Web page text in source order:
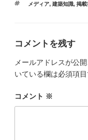
ゴ
タ
メディア, 建築知識, 掲載
コメントを残す
メールアドレスが公
いている欄は必須項
コメント ※